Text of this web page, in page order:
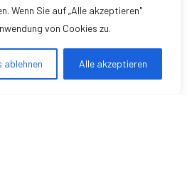
Wenn Sie auf „Alle akzeptieren"
von Cookies zu.
ablehnen Alle akzeptieren
in diesem Browser für meinen